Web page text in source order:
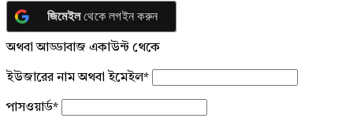
জিমেইলথেকে লগইন করুন
অথবা আড্ডাবাজ একাউন্ট থেকে
ইউজারের নাম অথবা ইমেইল*
পাসওয়ার্ড*